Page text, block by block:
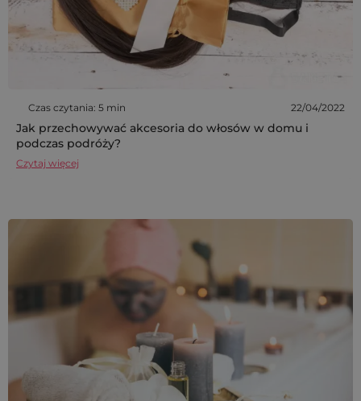
Czas czytania: 5 min 22/04/2022
Jak przechowywać akcesoria do włosów w domu i
podczas podróży?
Czytaj więcej